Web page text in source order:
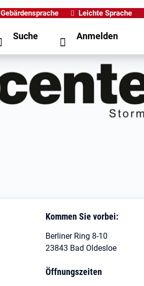
Gebärdensprache Leichte Sprache
Suche Anmelden
Kommen Sie vorbei:
Berliner Ring 8-10
23843 Bad Oldesloe
Öffnungszeiten